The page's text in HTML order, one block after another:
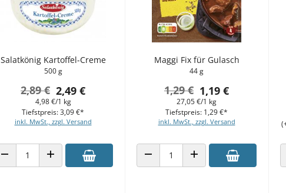
Salatkönig Kartoffel-Creme
500 g
2,49 €
2,89 €
4,98 €/1 kg
inkl. MwSt., zzgl. Versand
Tiefstpreis: 3,09 €*
ANZAHL VERRINGERNANZAHL ERHÖHEN
Maggi Fix für Gulasch
44 g
1,19 €
1,29 €
27,05 €/1 kg
inkl. MwSt., zzgl. Versand
Tiefstpreis: 1,29 €*
ANZAHL VERRINGERNANZAHL ERHÖHEN